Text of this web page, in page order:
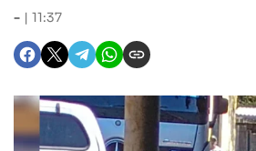
- 11:37